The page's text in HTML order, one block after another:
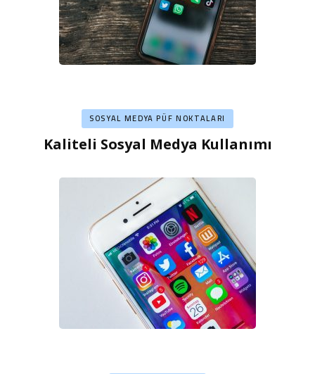
SOSYAL MEDYA PÜF NOKTALARI
Kaliteli Sosyal Medya Kullanımı